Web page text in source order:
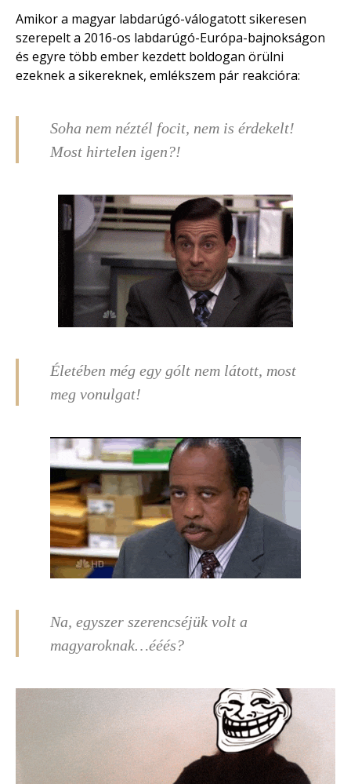
Amikor a magyar labdarúgó-válogatott sikeresen
szerepelt a 2016-os labdarúgó-Európa-bajnokságon
és egyre több ember kezdett boldogan örülni
ezeknek a sikereknek, emlékszem pár reakcióra:
Soha nem néztél focit, nem is érdekelt!
Most hirtelen igen?!
Életében még egy gólt nem látott, most
meg vonulgat!
Na, egyszer szerencséjük volt a
magyaroknak…ééés?